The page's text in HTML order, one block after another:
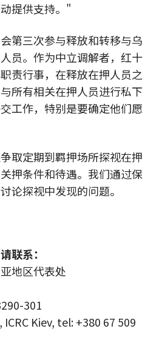
提供支持。"
第三次参与释放和转移与乌
员。作为中立调解者，红十
责行事，在释放在押人员之
所有相关在押人员进行私下
工作，特别是要确定他们愿
取定期到羁押场所探视在押
押条件和待遇。我们通过保
论探视中发现的问题。
联系：
地区代表处
301
Kiev, tel: +380 67 509